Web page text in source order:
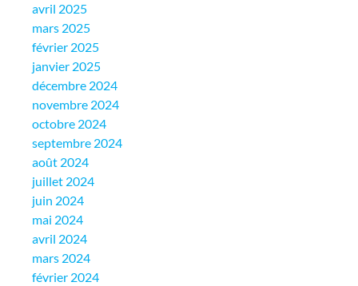
avril 2025
mars 2025
février 2025
janvier 2025
décembre 2024
novembre 2024
octobre 2024
septembre 2024
août 2024
juillet 2024
juin 2024
mai 2024
avril 2024
mars 2024
février 2024